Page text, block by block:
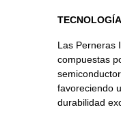
Las Perneras
compuestas
favoreciendo
durabilidad